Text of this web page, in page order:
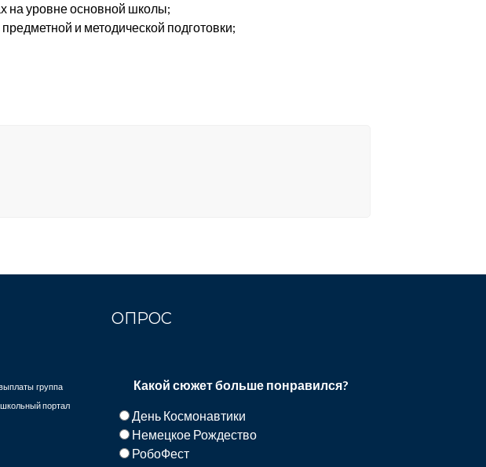
на уровне основной школы;
и методической подготовки;
группа
школьный портал
ОПРОС
Какой сюжет больше понравился?
День Космонавтики
Немецкое Рождество
РобоФест